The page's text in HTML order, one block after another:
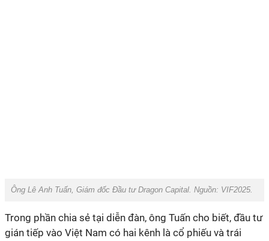
Ông Lê Anh Tuấn, Giám đốc Đầu tư Dragon Capital. Nguồn: VIF2025.
Trong phần chia sẻ tại diễn đàn, ông Tuấn cho biết, đầu tư
gián tiếp vào Việt Nam có hai kênh là cổ phiếu và trái